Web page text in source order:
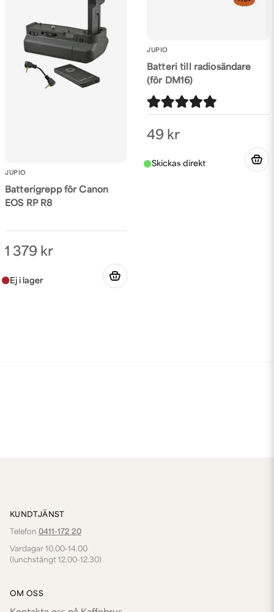
JUPIO
Batterigrepp för Canon
EOS RP R8
1 379 kr
JUPIO
Batteri till radiosändare
(för DM16)
49 kr
KUNDTJÄNST
Telefon 0411-172 20
Vardagar 10.00-14.00
(lunchstängt 12.00-12.30)
OM OSS